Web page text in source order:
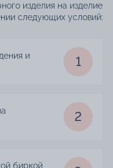
изделия на изделие
следующих условий:
и
1
2
биркой